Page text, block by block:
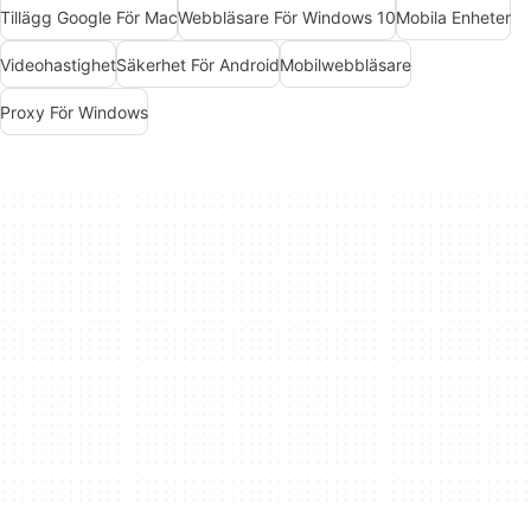
Tillägg Google För MacWebbläsare För Windows 10Mobila Enheter
VideohastighetSäkerhet För AndroidMobilwebbläsare
Proxy För Windows